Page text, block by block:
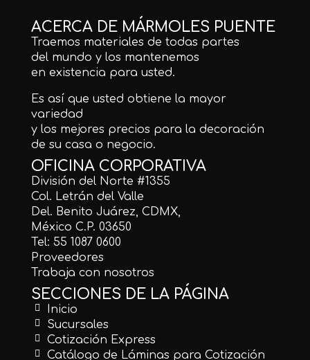
ACERCA DE MÁRMOLES PUENTE
Traemos materiales de todas partes
del mundo y los mantenemos
en existencia para usted.
Es así que usted obtiene la mayor
variedad
y los mejores precios para la decoración
de su casa o negocio.
OFICINA CORPORATIVA
División del Norte #1355
Col. Letrán del Valle
Del. Benito Juárez, CDMX,
México C.P. 03650
Tel: 55 1087 0600
Proveedores
Trabaja con nosotros
SECCIONES DE LA PÁGINA
Inicio
Sucursales
Cotización Express
Catálogo de Láminas para Cotización